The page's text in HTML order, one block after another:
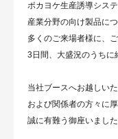
ポカヨケ生産誘導シス
産業分野の向け製品につ
多くのご来場者様に、
3日間、大盛況のうちに
当社ブースへお越しい
および関係者の方々に
誠に有難う御座いました